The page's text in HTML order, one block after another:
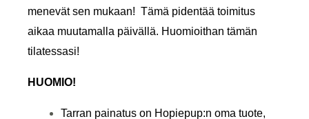
menevät sen mukaan! Tämä pidentää toimitus
aikaa muutamalla päivällä. Huomioithan tämän
tilatessasi!
HUOMIO!
Tarran painatus on Hopiepup:n oma tuote,